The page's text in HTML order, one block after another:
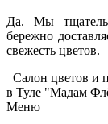
Да. Мы
бережно
свежесть цветов.
Салон цветов и
в Туле "Мадам
Меню